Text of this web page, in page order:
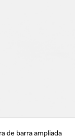
de barra ampliada